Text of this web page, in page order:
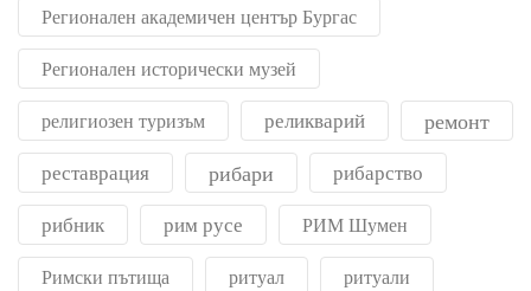
Регионален академичен център Бургас
Регионален исторически музей
религиозен туризъм реликварий ремонт
реставрация рибари рибарство
рибник рим русе РИМ Шумен
Римски пътища ритуал ритуали